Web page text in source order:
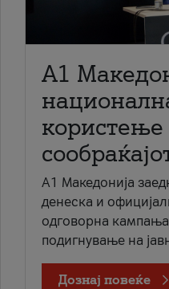
A1
користење
A1 Македонија
денеска и
одговорна кампања
подигнување на
Дознај повеќе